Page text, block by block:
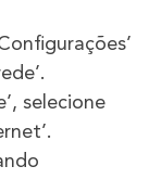
selecione